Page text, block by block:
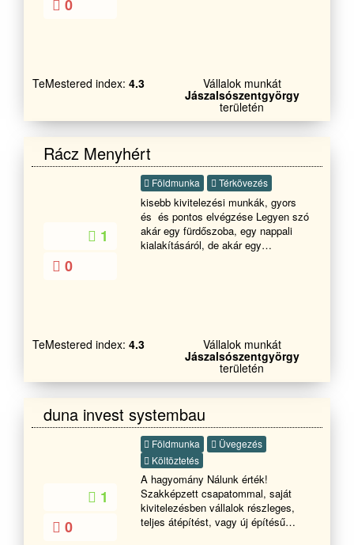
0
TeMestered index: 4.3 Vállalok munkát
Jászalsószentgyörgy
területén
Rácz Menyhért
1
0
Földmunka Térkövezés
kisebb kivitelezési munkák, gyors
és és pontos elvégzése Legyen szó
akár egy fürdőszoba, egy nappali
kialakításáról, de akár egy
bizalommal! szobafestés, mázolás,
kültéri festés, homlokzati
hőszigetelés, lakásfelújítás,
tapétázás és egyéb felületmegújítás
TeMestered index: 4.3 Vállalok munkát
Jászalsószentgyörgy
területén
duna invest systembau
1
0
Földmunka
Üvegezés
Költöztetés
A hagyomány Nálunk érték!
Szakképzett csapatommal, saját
kivitelezésben vállalok részleges,
teljes átépítést, vagy új építésű